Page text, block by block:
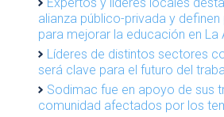
alianza público-privada y
para mejorar la educación en La
Líderes de distintos sectores
será clave para el futuro del
Sodimac fue en apoyo de sus
comunidad afectados por los